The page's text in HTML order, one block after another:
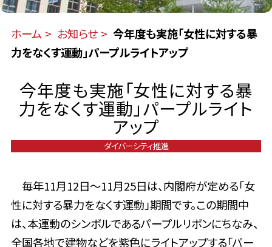
ホーム お知らせ
今年度も実施「女性に対する暴
力をなくす運動」パープルライトアップ
今年度も実施「女性に対する暴
力をなくす運動」パープルライト
アップ
ダイバーシティ推進
毎年11月12日～11月25日は、内閣府が定める「女
性に対する暴力をなくす運動」期間です。この期間中
は、本運動のシンボルであるパープルリボンにちなみ、
全国各地で建物などを紫色にライトアップする「パー